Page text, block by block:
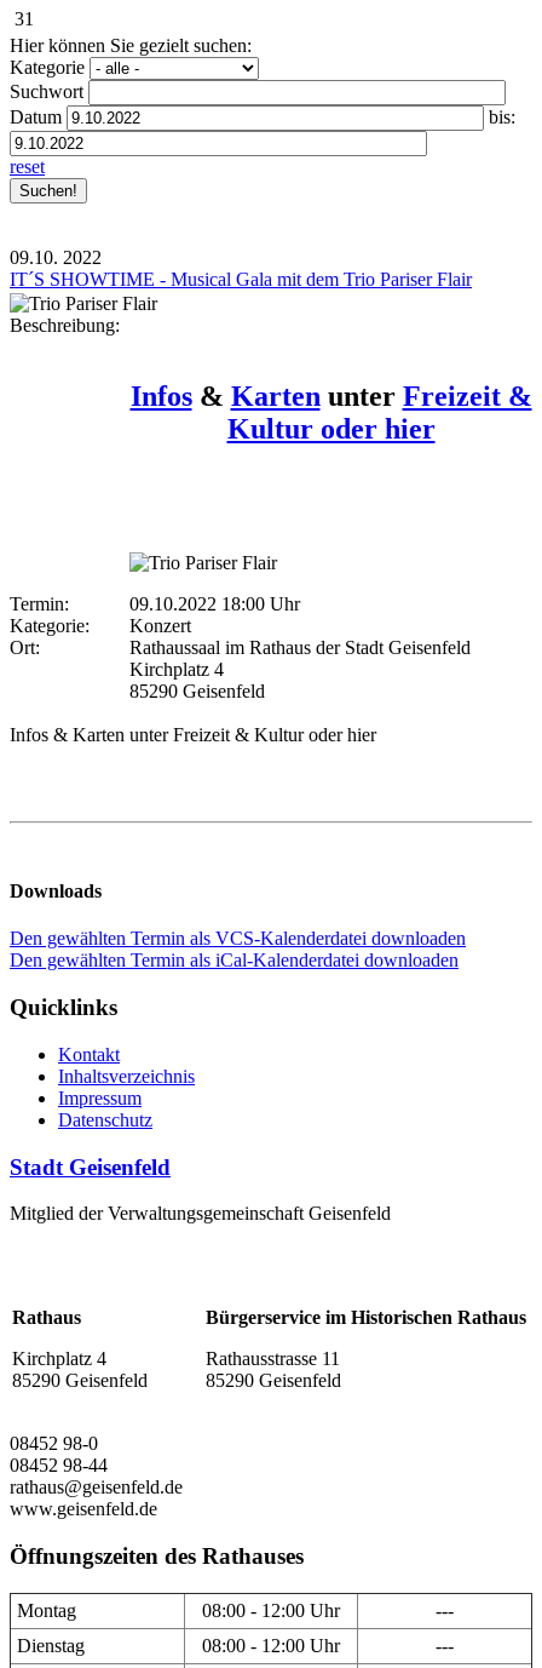
31
Hier können Sie gezielt suchen:
Kategorie
Suchwort
Datum
bis:
reset
09.10. 2022
IT´S SHOWTIME - Musical Gala mit dem Trio Pariser Flair
Beschreibung:
Infos& Karten unter Freizeit &
Kultur oder hier
Termin:
09.10.2022 18:00 Uhr
Kategorie:
Konzert
Ort:
Rathaussaal im Rathaus der Stadt Geisenfeld
Kirchplatz 4
85290 Geisenfeld
Infos & Karten unter Freizeit & Kultur oder hier
Downloads
Den gewählten Termin als VCS-Kalenderdatei downloaden
Den gewählten Termin als iCal-Kalenderdatei downloaden
Quicklinks
Kontakt
Inhaltsverzeichnis
Impressum
Datenschutz
Stadt Geisenfeld
Mitglied der Verwaltungsgemeinschaft Geisenfeld
Rathaus
Kirchplatz 4
85290 Geisenfeld
Bürgerservice im Historischen Rathaus
Rathausstrasse 11
85290 Geisenfeld
08452 98-0
08452 98-44
rathaus@geisenfeld.de
www.geisenfeld.de
Öffnungszeiten des Rathauses
Montag 08:00 - 12:00 Uhr
---
Dienstag
08:00 - 12:00 Uhr ---